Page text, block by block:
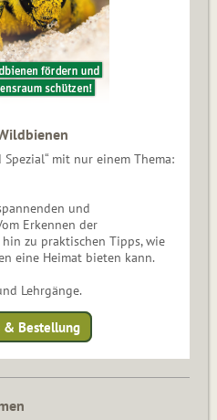
Spezial“ mit nur einem Thema:
und
Erkennen der
zu praktischen Tipps, wie
eine Heimat bieten kann.
Lehrgänge.
& Bestellung